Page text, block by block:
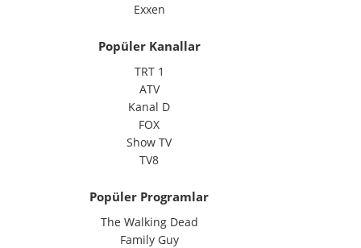
Exxen
Popüler Kanallar
TRT 1
ATV
Kanal D
FOX
Show TV
TV8
Popüler Programlar
The Walking Dead
Family Guy